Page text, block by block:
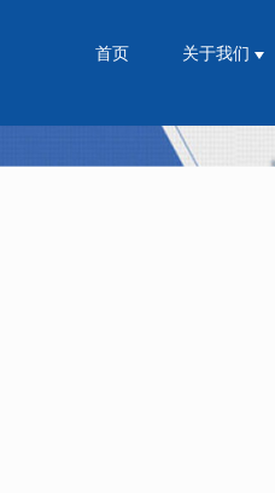
首页 关于我们